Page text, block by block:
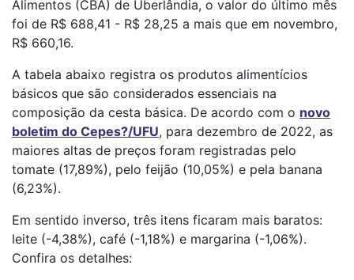
Alimentos (CBA) de Uberlândia, o valor do último mês
foi de R$ 688,41 - R$ 28,25 a mais que em novembro,
R$ 660,16.
A tabela abaixo registra os produtos alimentícios
básicos que são considerados essenciais na
composição da cesta básica. De acordo com o novo
boletim do Cepes?/UFU, para dezembro de 2022, as
maiores altas de preços foram registradas pelo
tomate (17,89%), pelo feijão (10,05%) e pela banana
(6,23%).
Em sentido inverso, três itens ficaram mais baratos:
leite (-4,38%), café (-1,18%) e margarina (-1,06%).
Confira os detalhes: